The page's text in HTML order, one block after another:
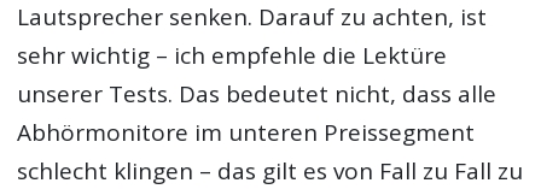
Lautsprecher senken. Darauf zu achten, ist
sehr wichtig – ich empfehle die Lektüre
unserer Tests. Das bedeutet nicht, dass alle
Abhörmonitore im unteren Preissegment
schlecht klingen – das gilt es von Fall zu Fall zu